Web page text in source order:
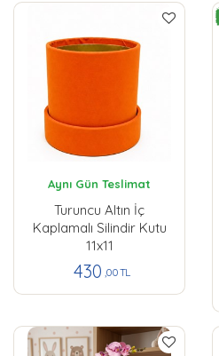
Aynı Gün Teslimat
Turuncu Altın İç
Kaplamalı Silindir Kutu
11x11
430 ,00 TL